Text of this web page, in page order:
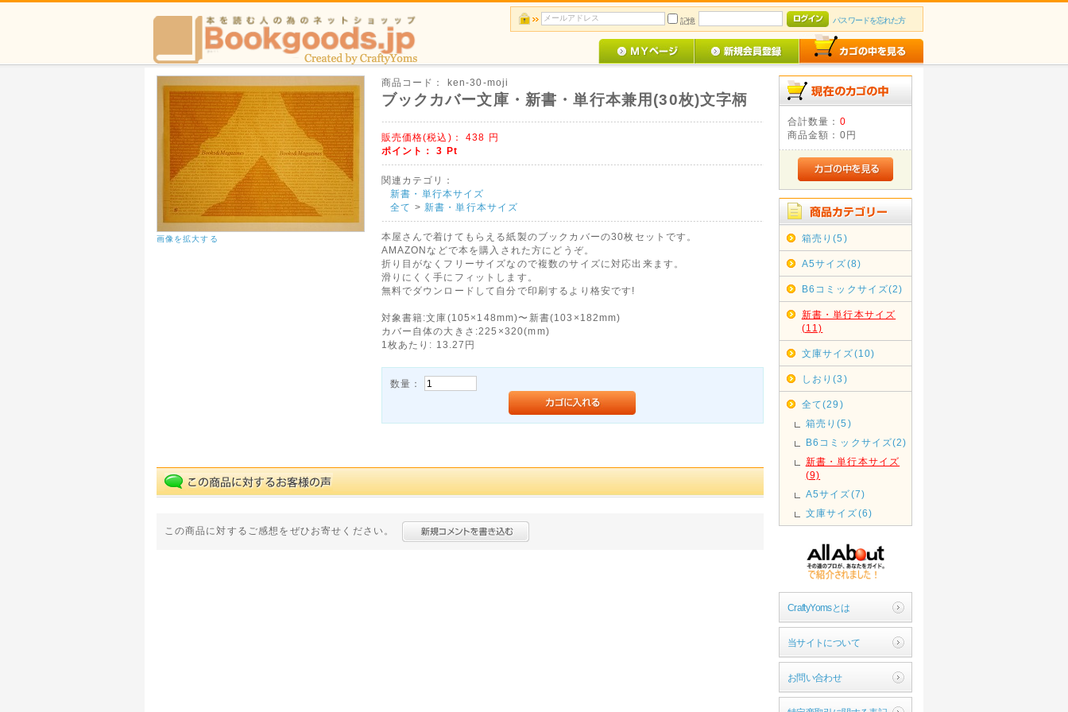
記憶 パスワードを忘れた方
画像を拡大する
商品コード： ken-30-moji
ブックカバー文庫・新書・単行本兼用(30枚)文字柄
販売価格(税込)： 438 円
ポイント：3 Pt
関連カテゴリ：
新書・単行本サイズ
全て > 新書・単行本サイズ
本屋さんで着けてもらえる紙製のブックカバーの30枚セットです。
AMAZONなどで本を購入された方にどうぞ。
折り目がなくフリーサイズなので複数のサイズに対応出来ます。
滑りにくく手にフィットします。
無料でダウンロードして自分で印刷するより格安です!
対象書籍:文庫(105×148mm)〜新書(103×182mm)
カバー自体の大きさ:225×320(mm)
1枚あたり: 13.27円
数量：
この商品に対するご感想をぜひお寄せください。
合計数量： 0
商品金額： 0円
箱売り(5)
A5サイズ(8)
B6コミックサイズ(2)
新書・単行本サイズ
(11)
文庫サイズ(10)
しおり(3)
全て(29)
箱売り(5)
B6コミックサイズ(2)
新書・単行本サイズ
(9)
A5サイズ(7)
文庫サイズ(6)
CraftyYomsとは
当サイトについて
お問い合わせ